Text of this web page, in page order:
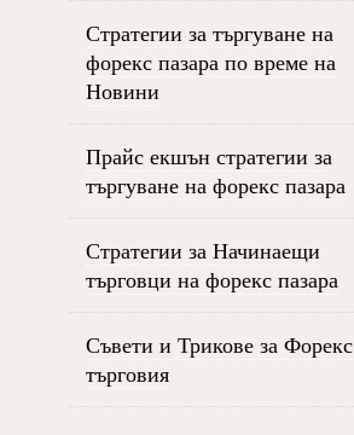
Стратегии за търгуване на
форекс пазара по време на
Новини
Прайс екшън стратегии за
търгуване на форекс пазара
Стратегии за Начинаещи
търговци на форекс пазара
Съвети и Трикове за Форекс
търговия